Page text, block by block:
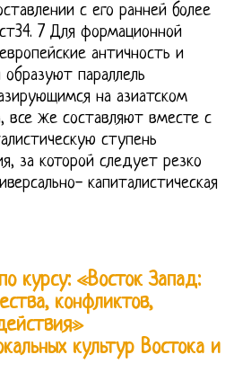
с его ранней более
7 Для формационной
античность и
параллель
на азиатском
все же составляют вместе с
ступень
за которой следует резко
капиталистическая
курсу: «Восток Запад:
конфликтов,
культур Востока и